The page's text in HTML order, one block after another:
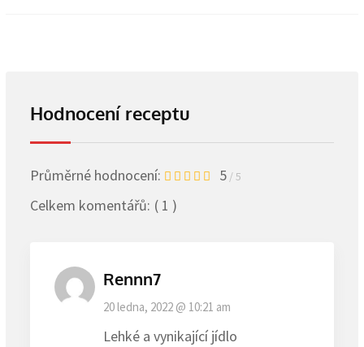
Hodnocení receptu
Průměrné hodnocení: 5 / 5
Celkem komentářů: ( 1 )
Rennn7
20 ledna, 2022 @ 10:21 am
Lehké a vynikající jídlo